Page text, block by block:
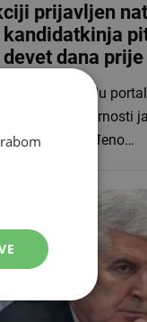
prijavljen
kandidatkinja
dana
u posjedu
pitanja o regularnosti
na neodređeno…